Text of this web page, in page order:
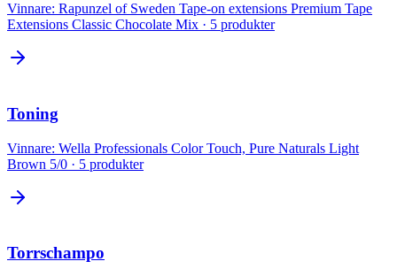
Vinnare: Rapunzel of Sweden Tape-on extensions Premium Tape
Extensions Classic Chocolate Mix · 5 produkter
Toning
Vinnare: Wella Professionals Color Touch, Pure Naturals Light
Brown 5/0 · 5 produkter
Torrschampo